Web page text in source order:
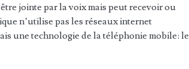
jointe par la voix mais peut recevoir ou
n’utilise pas les réseaux internet
une technologie de la téléphonie mobile: le